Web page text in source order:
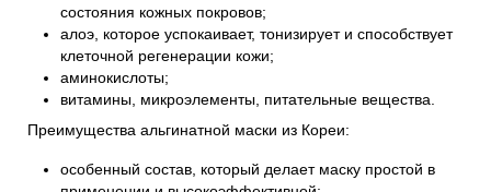
состояния кожных покровов;
алоэ, которое успокаивает, тонизирует и способствует
клеточной регенерации кожи;
аминокислоты;
витамины, микроэлементы, питательные вещества.
Преимущества альгинатной маски из Кореи:
особенный состав, который делает маску простой в